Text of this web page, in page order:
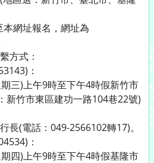
本網址報名，網址為
方式：
：
三)上午9時至下午4時假新竹市
新竹市東區建功一路104巷22號)
長(電話：049-2566102轉17)。
：
四)上午9時至下午4時假基隆市